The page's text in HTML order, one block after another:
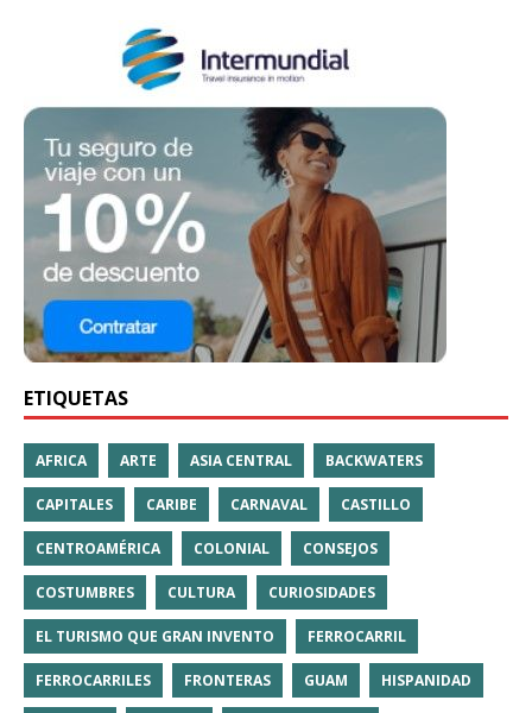
ETIQUETAS
AFRICA ARTE ASIA CENTRAL BACKWATERS
CAPITALES CARIBE CARNAVAL CASTILLO
CENTROAMÉRICA COLONIAL CONSEJOS
COSTUMBRES CULTURA CURIOSIDADES
EL TURISMO QUE GRAN INVENTO FERROCARRIL
FERROCARRILES FRONTERAS GUAM HISPANIDAD